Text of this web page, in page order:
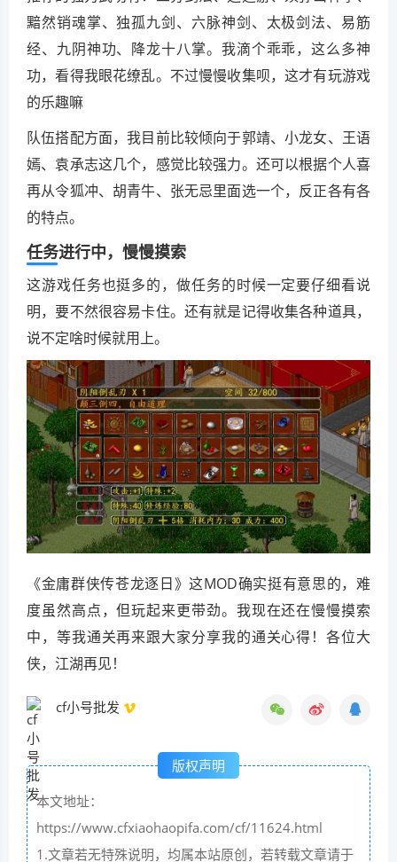
黯然销魂掌、独孤九剑、六脉神剑、太极剑法、易筋
经、九阴神功、降龙十八掌。我滴个乖乖，这么多神
功，看得我眼花缭乱。不过慢慢收集呗，这才有玩游戏
的乐趣嘛
队伍搭配方面，我目前比较倾向于郭靖、小龙女、王语
嫣、袁承志这几个，感觉比较强力。还可以根据个人喜
再从令狐冲、胡青牛、张无忌里面选一个，反正各有各
的特点。
任务进行中，慢慢摸索
这游戏任务也挺多的，做任务的时候一定要仔细看说
明，要不然很容易卡住。还有就是记得收集各种道具，
说不定啥时候就用上。
《金庸群侠传苍龙逐日》这MOD确实挺有意思的，难
度虽然高点，但玩起来更带劲。我现在还在慢慢摸索
中，等我通关再来跟大家分享我的通关心得！各位大
侠，江湖再见！
cf小号批发
版权声明
本文地址：
https://www.cfxiaohaopifa.com/cf/11624.html
1.文章若无特殊说明，均属本站原创，若转载文章请于